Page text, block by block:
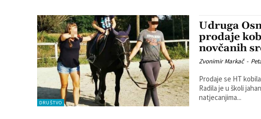
DRUŠTVO
Udruga
prodaje
novčanih
Zvonimir Markač -
Prodaje se HT
Radila je u školi
natjecanjima...